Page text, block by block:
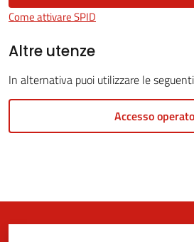
on-
gli
Come attivare SPID
Altre utenze
In alternativa puoi utilizzare le
Accesso